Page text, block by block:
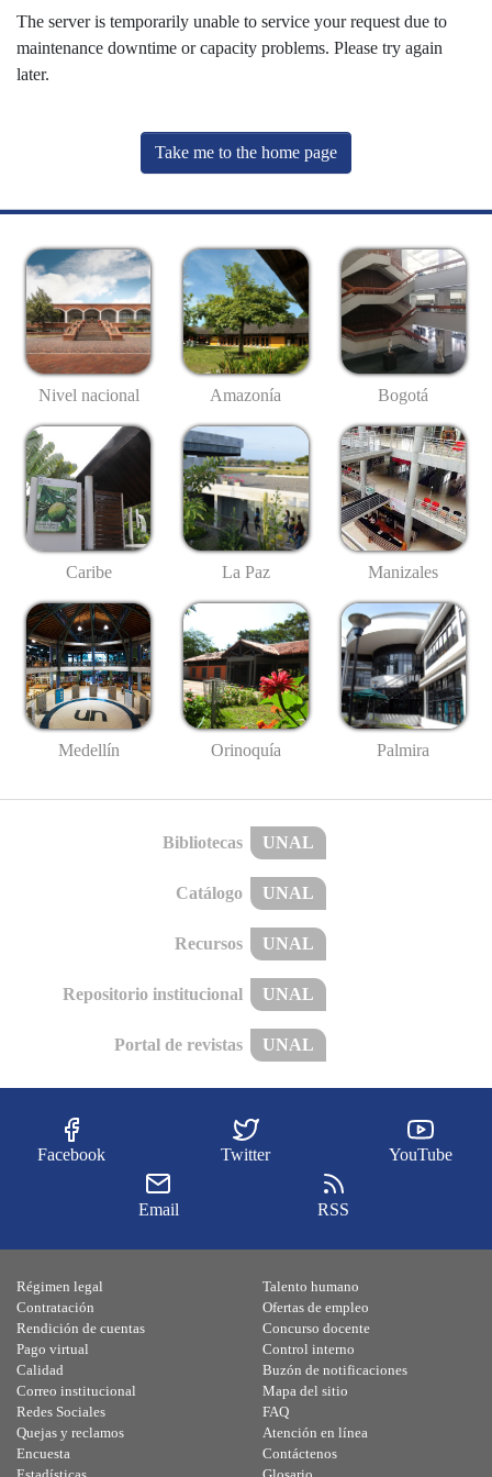
The server is temporarily unable to service your request due to
maintenance downtime or capacity problems. Please try again
later.
Take me to the home page
Nivel nacional Amazonía Bogotá
Caribe La Paz Manizales
Medellín Orinoquía Palmira
Bibliotecas UNAL
Catálogo UNAL
Recursos UNAL
Repositorio institucional UNAL
Portal de revistas UNAL
Facebook Twitter YouTube
Email RSS
Régimen legal
Contratación
Rendición de cuentas
Pago virtual
Calidad
Talento humano
Ofertas de empleo
Concurso docente
Control interno
Buzón de notificaciones
Correo institucional
Redes Sociales
Quejas y reclamos
Encuesta
Mapa del sitio
FAQ
Atención en línea
Contáctenos